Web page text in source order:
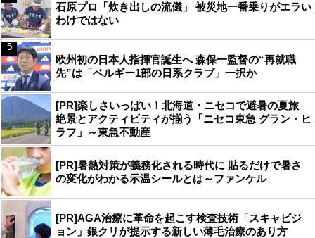
石原プロ「炊き出しの流儀」 被災地一番乗りがエラい
わけではない
欧州初の日本人指揮官誕生へ 森保一監督の“再就職
先”は「ベルギー1部の日系クラブ」一択か
5
[PR]楽しさいっぱい！北海道・ニセコで避暑の夏旅
絶景とアクティビティが揃う「ニセコ東急 グラン・ヒ
ラフ」～東急不動産
[PR]暑熱対策が義務化される時代に 貼るだけで暑さ
の変化がわかる示温シールとは～ファンケル
[PR]AGA治療に革命を起こす検査技術「スキャビジ
ョン」銀クリが提示する新しい薄毛治療のあり方